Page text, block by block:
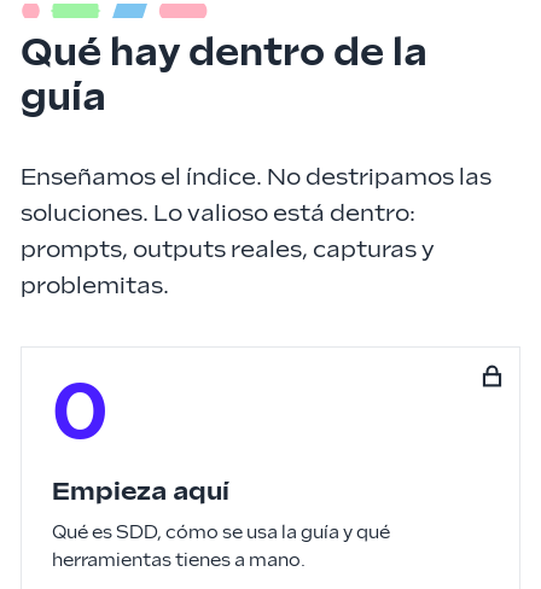
Qué hay dentro de la
guía
Enseñamos el índice. No destripamos las
soluciones. Lo valioso está dentro:
prompts, outputs reales, capturas y
problemitas.
0
Empieza aquí
Qué es SDD, cómo se usa la guía y qué
herramientas tienes a mano.